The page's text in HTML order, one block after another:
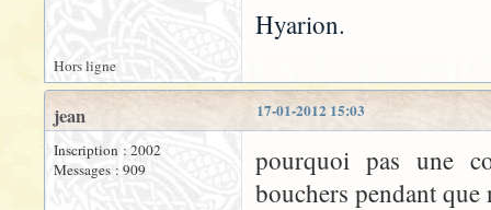
Hyarion.
Hors ligne
17-01-2012 15:03
jean
Inscription : 2002
Messages : 909
pourquoi pas une
bouchers pendant que